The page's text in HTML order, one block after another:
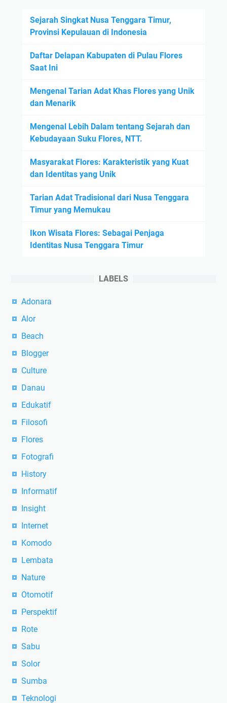
Sejarah Singkat Nusa Tenggara Timur,
Provinsi Kepulauan di Indonesia
Daftar Delapan Kabupaten di Pulau Flores
Saat Ini
Mengenal Tarian Adat Khas Flores yang Unik
dan Menarik
Mengenal Lebih Dalam tentang Sejarah dan
Kebudayaan Suku Flores, NTT.
Masyarakat Flores: Karakteristik yang Kuat
dan Identitas yang Unik
Tarian Adat Tradisional dari Nusa Tenggara
Timur yang Memukau
Ikon Wisata Flores: Sebagai Penjaga
Identitas Nusa Tenggara Timur
LABELS
Adonara
Alor
Beach
Blogger
Culture
Danau
Edukatif
Filosofi
Flores
Fotografi
History
Informatif
Insight
Internet
Komodo
Lembata
Nature
Otomotif
Perspektif
Rote
Sabu
Solor
Sumba
Teknologi